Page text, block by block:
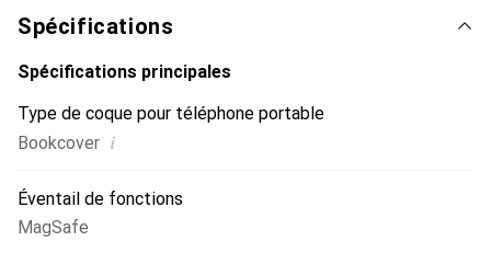
Spécifications
Spécifications principales
Type de coque pour téléphone portable
Bookcover i
Éventail de fonctions
MagSafe